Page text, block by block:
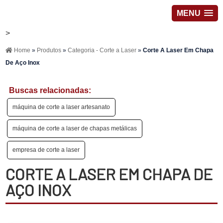
MENU
>
Home » Produtos»Categoria - Corte a Laser»Corte A Laser Em Chapa
De Aço Inox
Buscas relacionadas:
máquina de corte a laser artesanato
máquina de corte a laser de chapas metálicas
empresa de corte a laser
CORTE A LASER EM CHAPA DE
AÇO INOX